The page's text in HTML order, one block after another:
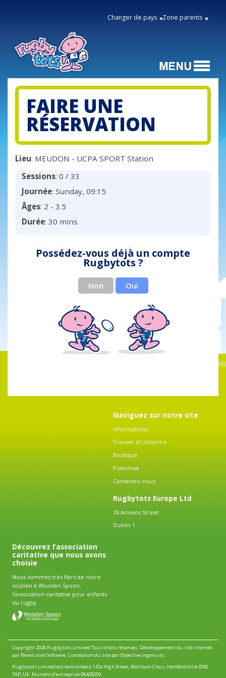
Changer de pays Zone parents
FAIRE UNE
RÉSERVATION
Lieu: MEUDON - UCPA SPORT Station
Sessions: 0 / 33
Journée: Sunday, 09:15
Âges: 2 - 3.5
Durée: 30 mins
Possédez-vous déjà un compte
Rugbytots ?
Non Oui
Naviguez sur notre site
Informations
Trouver et s'inscrire
Boutique
Franchise
Contactez-nous
Rugbytots Europe Ltd
74 Amiens Street
Dublin 1
Découvrez l’association
caritative que nous avons
choisie
Nous sommes très fiers de notre
soutien à Wooden Spoon,
l’association caritative pour enfants
du rugby.
Copyright 2026 Rugbytots Limited Tous droits réservés. Développement du site Internet
par Revolution Software.Conception du site par Objective Ingenuity.
Rugbytots Limited est domiciliée à 147a High Street, Waltham Cross, Hertfordshire EN8
7AP, UK. Numéro d’entreprise 06429259.